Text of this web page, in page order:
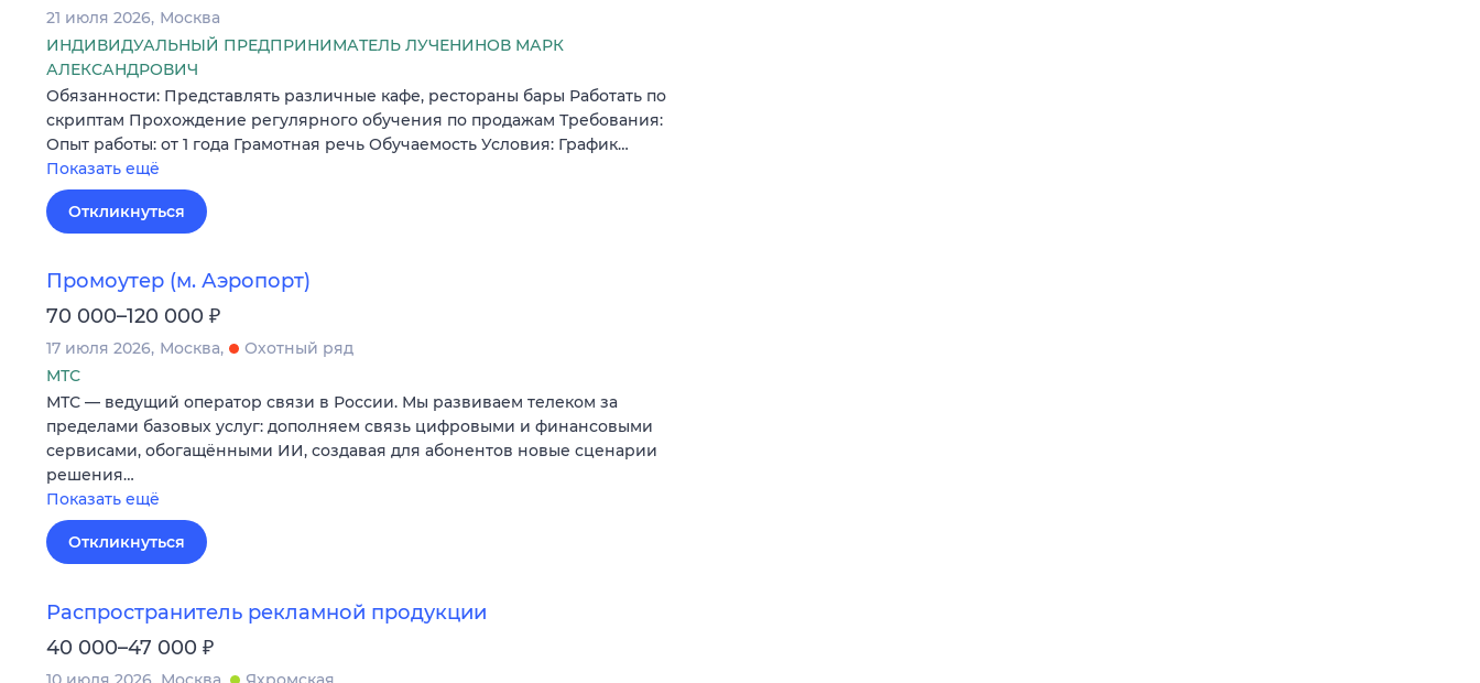
21 июля 2026 Москва
ИНДИВИДУАЛЬНЫЙ ПРЕДПРИНИМАТЕЛЬ ЛУЧЕНИНОВ МАРК
АЛЕКСАНДРОВИЧ
Обязанности: Представлять различные кафе, рестораны бары Работать по
скриптам Прохождение регулярного обучения по продажам Требования:
Опыт работы: от 1 года Грамотная речь Обучаемость Условия: График…
Показать ещё
Откликнуться
Промоутер (м. Аэропорт)
70 000–120 000 ₽
17 июля 2026 Москва
Охотный ряд
МТС
МТС — ведущий оператор связи в России. Мы развиваем телеком за
пределами базовых услуг: дополняем связь цифровыми и финансовыми
сервисами, обогащёнными ИИ, создавая для абонентов новые сценарии
решения…
Показать ещё
Откликнуться
Распространитель рекламной продукции
40 000–47 000 ₽